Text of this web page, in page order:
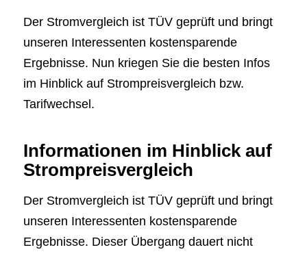
Der Stromvergleich ist TÜV geprüft und bringt
unseren Interessenten kostensparende
Ergebnisse. Nun kriegen Sie die besten Infos
im Hinblick auf Strompreisvergleich bzw.
Tarifwechsel.
Informationen im Hinblick auf
Strompreisvergleich
Der Stromvergleich ist TÜV geprüft und bringt
unseren Interessenten kostensparende
Ergebnisse. Dieser Übergang dauert nicht